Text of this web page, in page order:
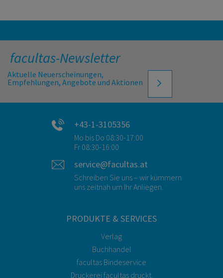
facultas-Newsletter
Aktuelle Neuerscheinungen,
Empfehlungen, Angebote und Aktionen
+43-1-3105356
Mo bis Do 08:30-17:00
Fr 08:30-16:00
service@facultas.at
Schreiben Sie uns – wir kümmern
uns zeitnah um Ihr Anliegen.
PRODUKTE & SERVICES
Verlag
Buchhandel
facultas Bindeservice
Druckerei facultas druckt.